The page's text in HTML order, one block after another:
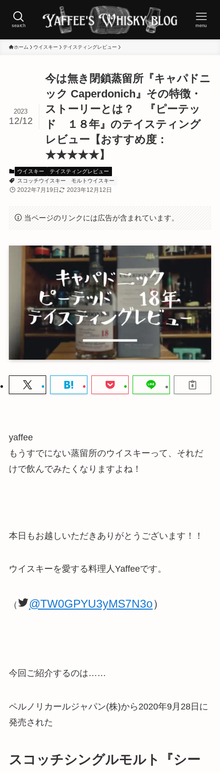
search menu
ホーム ウイスキー テイスティングレビュー
今は無き閉鎖蒸留所『キャパドニ
ック Caperdonich』その特徴・
ストーリーとは？ 『ピーテッ
ド １８年』のテイスティング
レビュー【おすすめ度：
★★★★★】
2023
12/12
ウイスキー
テイスティングレビュー
スコッチウイスキー
モルトウイスキー
2022年7月19日 2023年12月12日
当ページのリンクには広告が含まれています。
yaffee
もうすでにない蒸留所のウイスキーって、それだ
けで飲んでみたくなりますよね！
本日もお越しいただきありがとうございます！！
ウイスキーを愛する料理人Yaffeeです。
（ @TW0GPYU3yMS7N3o）
今回ご紹介するのは……
ペルノリカールジャパン(株)から2020年9月28日に
発売された
スコッチシングルモルト
『シー